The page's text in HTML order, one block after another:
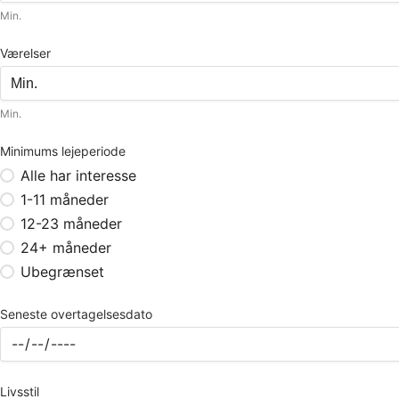
Min.
Værelser
Min.
Minimums lejeperiode
Alle har interesse
1-11 måneder
12-23 måneder
24+ måneder
Ubegrænset
Seneste overtagelsesdato
Livsstil